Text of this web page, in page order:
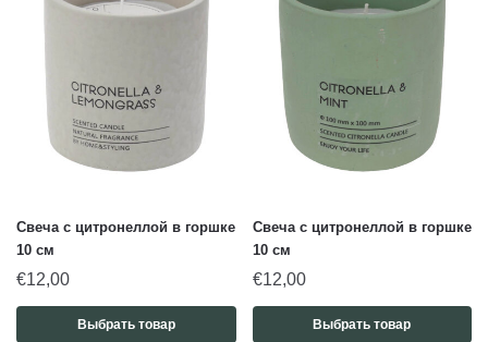
Свеча с цитронеллой в горшке
10 см
€12,00
Выбрать товар
Свеча с цитронеллой в горшке
10 см
€12,00
Выбрать товар